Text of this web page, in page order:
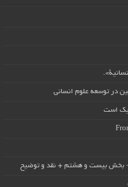
در توسعه علوم انسانی
است
– بخش بیست و هشتم + نقد و توضیح